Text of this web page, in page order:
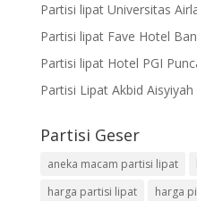
Partisi lipat Universitas
Partisi lipat Fave Hotel
Partisi lipat Hotel PGI
Partisi Lipat Akbid
Partisi Geser
aneka macam partisi lipat
harga partisi lipat
harga